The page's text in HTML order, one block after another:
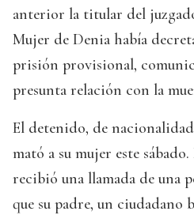
anterior la titular del
Mujer de Denia había
prisión provisional,
presunta relación con la
El detenido, de nacionalidad
mató a su mujer este
recibió una llamada de una
que su padre, un ciudadano